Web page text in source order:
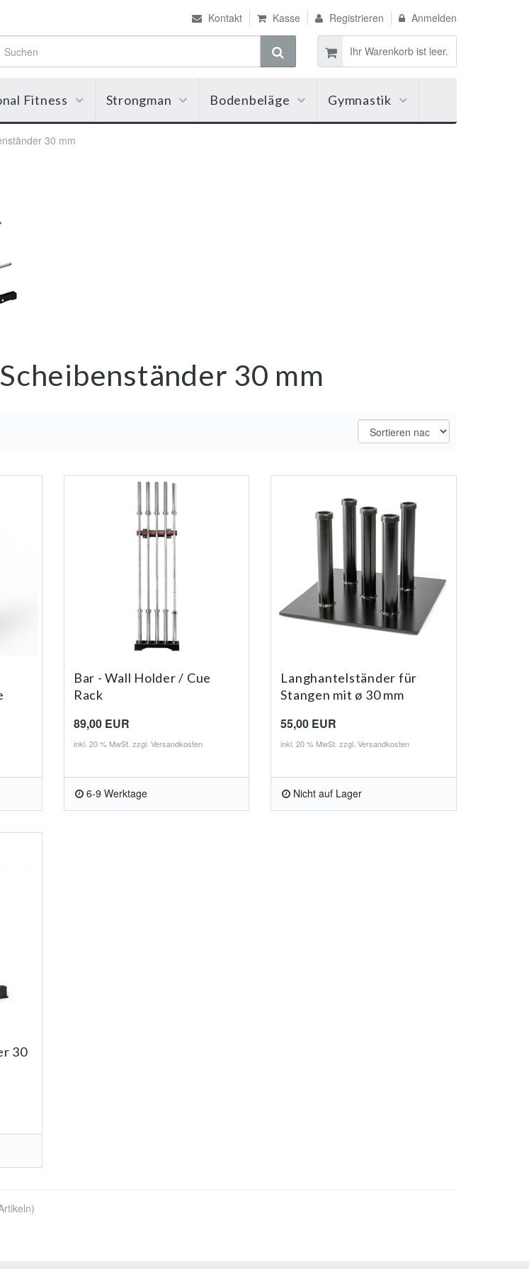
Kontakt Kasse Registrieren Anmelden
Ihr Warenkorb ist leer.
Fitness Strongman Bodenbeläge Gymnastik
30 mm
30 mm
Bar - Wall Holder / Cue
Rack
89,00 EUR
inkl. 20 % MwSt. zzgl. Versandkosten
6-9 Werktage
Langhantelständer für
Stangen mit ø 30 mm
55,00 EUR
inkl. 20 % MwSt. zzgl.Versandkosten
Nicht auf Lager
30